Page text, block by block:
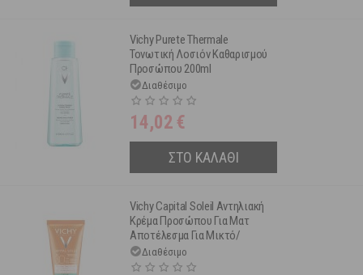
Vichy Purete Thermale
Τονωτική Λοσιόν Καθαρισμού
Προσώπου 200ml
Διαθέσιμο
14,02 €
ΣΤΟ ΚΑΛΑΘΙ
Vichy Capital Soleil Αντηλιακή
Κρέμα Προσώπου Για Ματ
Αποτέλεσμα Για Μικτό/
Λιπαρό Δέρμα Spf 30 50 ml
Διαθέσιμο